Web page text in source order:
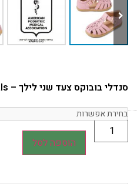
סנדלי בובוקס צעד שני לילך – Bobux sandals
הוספה לסל